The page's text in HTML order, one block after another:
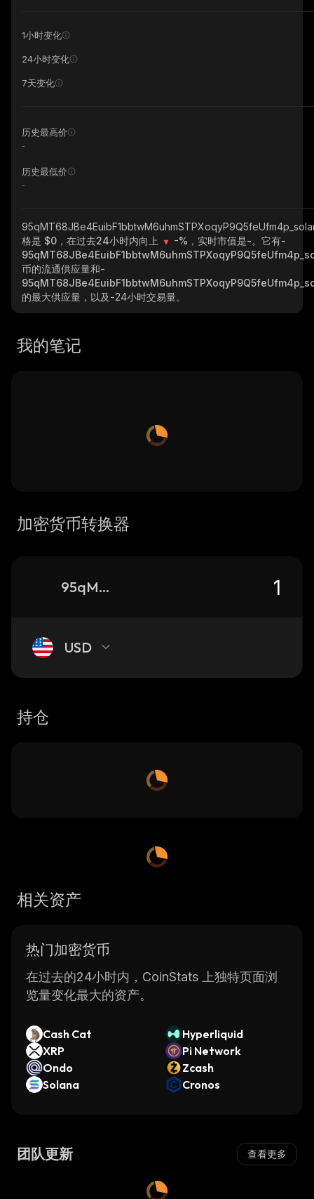
1小时变化
24小时变化
7天变化
历史最高价
-
历史最低价
-
格是 $0，在过去24小时内向上
-% ，实时市值是-。它有-
币的流通供应量和-
的最大供应量，以及-24小时交易量。
我的笔记
加密货币转换器
95qMT68JBe4EuibF1bbtwM6uhmSTPXoqyP9Q5feUfm4p_solana
USD
持仓
相关资产
热门加密货币
在过去的24小时内，CoinStats 上独特页面浏
览量变化最大的资产。
Cash Cat
Hyperliquid
XRP
Pi Network
Ondo
Zcash
Solana
Cronos
团队更新 查看更多